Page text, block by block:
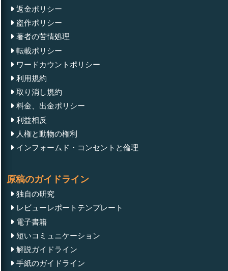
Isolation and Characterization of Active Alkaloid
Compounds from Cinnamomum Verum Cortexes and
Proof of their Medicinal Efficacy against Pathogenic
Fungus Alternaria Alternate Causing Upper
Case Report
System for Detecting Moving Objects Using 3D Li-
DAR Technology
Comments to Megascopic Quantum Phenomena
返金ポリシー
盗作ポリシー
著者の苦情処理
転載ポリシー
ワードカウントポリシー
利用規約
取り消し規約
料金、出金ポリシー
利益相反
人権と動物の権利
インフォームド・コンセントと倫理
原稿のガイドライン
独自の研究
レビューレポートテンプレート
電子書籍
短いコミュニケーション
解説ガイドライン
手紙のガイドライン